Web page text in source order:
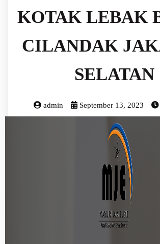
KOTAK LEBAK
CILANDAK
SELATAN
admin September 13, 2023